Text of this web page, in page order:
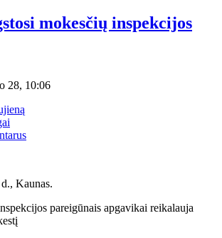
mokesčių inspekcijos
28, 10:06
Kaunas.
pareigūnais apgavikai reikalauja